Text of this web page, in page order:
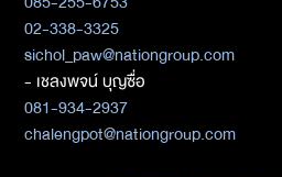
02-338-3325
sichol_paw@nationgroup.com
- เชลงพจน์ บุญซื่อ
081-934-2937
chalengpot@nationgroup.com